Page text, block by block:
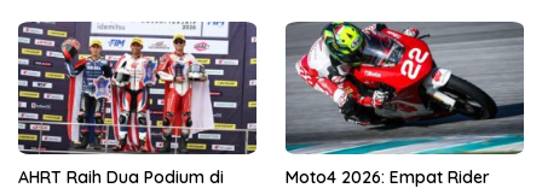
AHRT Raih Dua Podium di
Moto4 2026: Empat Rider